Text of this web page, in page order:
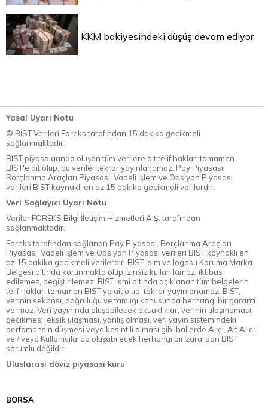
KKM bakiyesindeki düşüş devam ediyor
Yasal Uyarı Notu
© BİST Verileri Foreks tarafından 15 dakika gecikmeli
sağlanmaktadır.
BIST piyasalarında oluşan tüm verilere ait telif hakları tamamen
BIST'e ait olup, bu veriler tekrar yayınlanamaz. Pay Piyasası,
Borçlanma Araçları Piyasası, Vadeli İşlem ve Opsiyon Piyasası
verileri BIST kaynaklı en az 15 dakika gecikmeli verilerdir.
Veri Sağlayıcı Uyarı Notu
Veriler FOREKS Bilgi İletişim Hizmetleri A.Ş. tarafından
sağlanmaktadır.
Foreks tarafından sağlanan Pay Piyasası, Borçlanma Araçları
Piyasası, Vadeli İşlem ve Opsiyon Piyasası verileri BIST kaynaklı en
az 15 dakika gecikmeli verilerdir. BIST isim ve logosu Koruma Marka
Belgesi altında korunmakta olup izinsiz kullanılamaz, iktibas
edilemez, değiştirilemez. BIST ismi altında açıklanan tüm belgelerin
telif hakları tamamen BIST'ye ait olup, tekrar yayınlanamaz. BIST,
verinin sekansı, doğruluğu ve tamlığı konusunda herhangi bir garanti
vermez. Veri yayınında oluşabilecek aksaklıklar, verinin ulaşmaması,
gecikmesi, eksik ulaşması, yanlış olması, veri yayın sistemindeki
perfomansın düşmesi veya kesintili olması gibi hallerde Alıcı, Alt Alıcı
ve / veya Kullanıcılarda oluşabilecek herhangi bir zarardan BIST
sorumlu değildir.
Uluslarası döviz piyasası kuru
BORSA